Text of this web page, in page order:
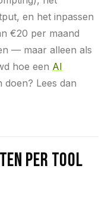
en het inpassen
€20 per maand
— maar alleen als
hoe een AI
doen? Lees dan
per tool